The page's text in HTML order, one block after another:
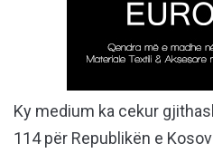
Ky medium ka cekur
114 për Republikën e